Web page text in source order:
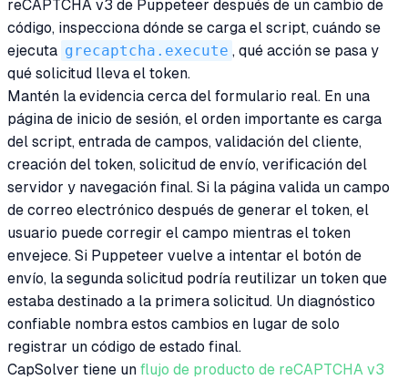
reCAPTCHA v3 de Puppeteer después de un cambio de
código, inspecciona dónde se carga el script, cuándo se
ejecuta grecaptcha.execute , qué acción se pasa y
qué solicitud lleva el token.
Mantén la evidencia cerca del formulario real. En una
página de inicio de sesión, el orden importante es carga
del script, entrada de campos, validación del cliente,
creación del token, solicitud de envío, verificación del
servidor y navegación final. Si la página valida un campo
de correo electrónico después de generar el token, el
usuario puede corregir el campo mientras el token
envejece. Si Puppeteer vuelve a intentar el botón de
envío, la segunda solicitud podría reutilizar un token que
estaba destinado a la primera solicitud. Un diagnóstico
confiable nombra estos cambios en lugar de solo
registrar un código de estado final.
CapSolver tiene un flujo de producto de reCAPTCHA v3